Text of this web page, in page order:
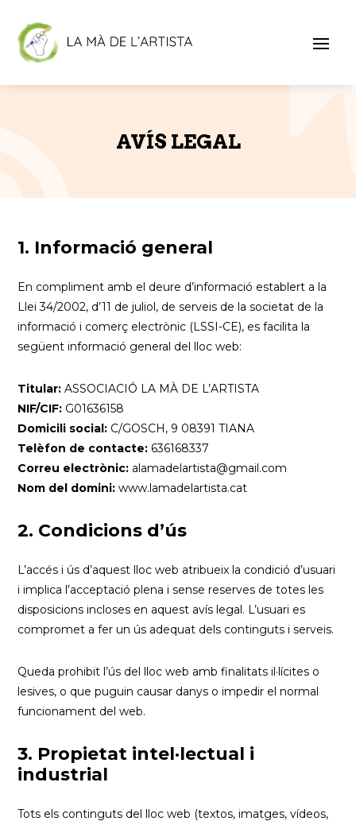
AVÍS LEGAL
1. Informació general
En compliment amb el deure d’informació establert a la
Llei 34/2002, d’11 de juliol, de serveis de la societat de la
informació i comerç electrònic (LSSI-CE), es facilita la
següent informació general del lloc web:
Titular: ASSOCIACIÓ LA MÀ DE L’ARTISTA
NIF/CIF: G01636158
Domicili social: C/GOSCH, 9 08391 TIANA
Telèfon de contacte: 636168337
Correu electrònic: alamadelartista@gmail.com
Nom del domini: www.lamadelartista.cat
2. Condicions d’ús
L’accés i ús d’aquest lloc web atribueix la condició d’usuari
i implica l’acceptació plena i sense reserves de totes les
disposicions incloses en aquest avís legal. L’usuari es
compromet a fer un ús adequat dels continguts i serveis.
Queda prohibit l’ús del lloc web amb finalitats il·lícites o
lesives, o que puguin causar danys o impedir el normal
funcionament del web.
3. Propietat intel·lectual i
industrial
Tots els continguts del lloc web (textos, imatges, vídeos,